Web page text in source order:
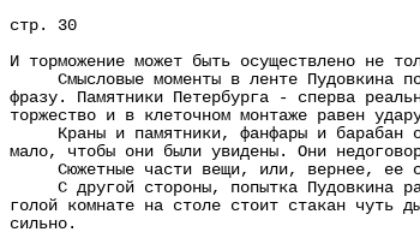
стр. 30
И торможение может быть осуществлено не
Смысловые моменты в ленте Пудовкина
фразу. Памятники Петербурга - сперва
торжество и в клеточном монтаже равен
Краны и памятники, фанфары и барабан
мало, чтобы они были увидены. Они
Сюжетные части вещи, или, вернее, ее
С другой стороны, попытка Пудовкина
голой комнате на столе стоит стакан чуть
сильно.